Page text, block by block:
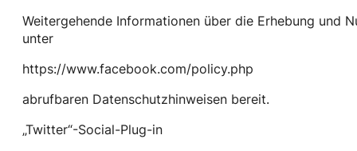
Weitergehende Informationen über die Erhebung und
unter
https://www.facebook.com/policy.php
abrufbaren Datenschutzhinweisen bereit.
„Twitter“-Social-Plug-in